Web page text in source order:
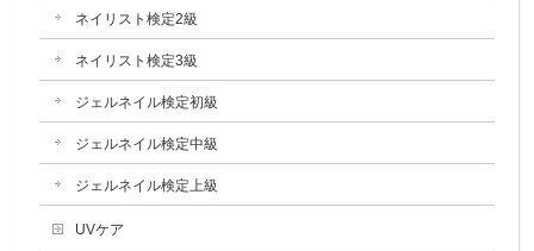
ネイリスト検定2級
ネイリスト検定3級
ジェルネイル検定初級
ジェルネイル検定中級
ジェルネイル検定上級
UVケア